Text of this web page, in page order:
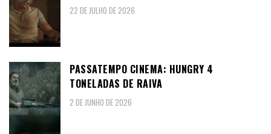
22 DE JULHO DE 2026
PASSATEMPO CINEMA: HUNGRY 4
TONELADAS DE RAIVA
2 DE JUNHO DE 2026